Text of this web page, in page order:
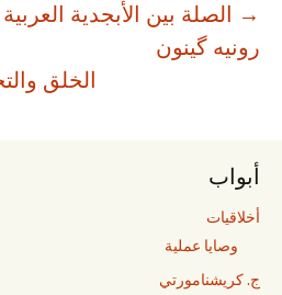
تصفّح
→ الصلة بين الأبجدية
رونيه گينون
الخلق
أبواب
أخلاقيات
وصايا عملية
ج. كريشنامورتي